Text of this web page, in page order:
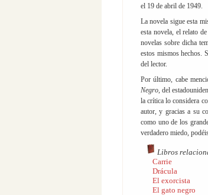
el 19 de abril de 1949.
La novela sigue esta
esta novela, el relato
novelas sobre dicha
estos mismos hechos.
del lector.
Por último, cabe
Negro, del
la crítica lo considera
autor, y gracias a su
como uno de los
verdadero miedo,
Libros
Carrie
Drácula
El exorcista
El gato negro